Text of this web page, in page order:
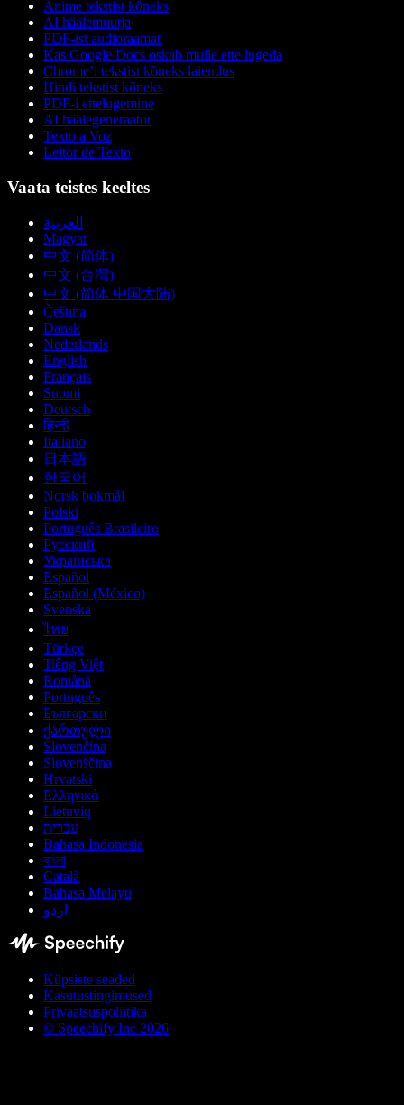
Anime tekstist kõneks
AI häälemuutja
PDF-ist audioraamat
Kas Google Docs oskab mulle ette lugeda
Chrome’i tekstist kõneks laiendus
Hindi tekstist kõneks
PDF-i ettelugemine
AI häälegeneraator
Texto a Voz
Leitor de Texto
Vaata teistes keeltes
العربية
Magyar
中文 (简体)
中文 (台灣)
中文 (简体 中国大陆)
Čeština
Dansk
Nederlands
English
Français
Suomi
Deutsch
हिन्दी
Italiano
日本語
한국어
Norsk bokmål
Polski
Português Brasileiro
Русский
Українська
Español
Español (México)
Svenska
ไทย
Türkçe
Tiếng Việt
Română
Português
Български
ქართული
Slovenčina
Slovenščina
Hrvatski
Ελληνικά
Lietuvių
עברית
Bahasa Indonesia
বাংলা
Català
Bahasa Melayu
اردو
Küpsiste seaded
Kasutustingimused
Privaatsuspoliitika
© Speechify Inc 2026